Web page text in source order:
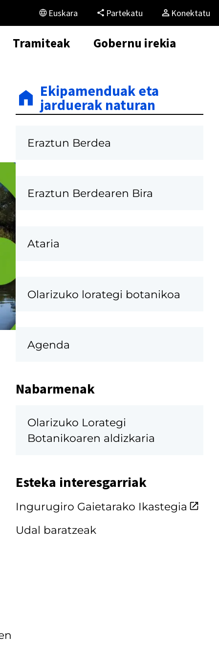
Euskara Partekatu Konektatu
Tramiteak Gobernu irekia
Ekipamenduak eta
jarduerak naturan
Eraztun Berdea
Eraztun Berdearen Bira
Ataria
Olarizuko lorategi botanikoa
Agenda
Nabarmenak
Olarizuko Lorategi
Botanikoaren aldizkaria
Esteka interesgarriak
Ingurugiro Gaietarako Ikastegia
Udal baratzeak